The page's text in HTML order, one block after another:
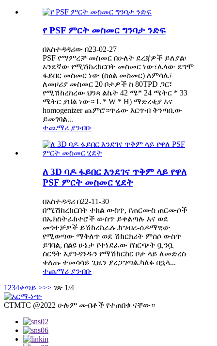
የ PSF ምርት መስመር ግንባታ ንድፍ
በአስተዳዳሪው በ23-02-27
PSF የማምረቻ መስመር በሁለት ደረጃዎች ይለያል፡
አንደኛው የሚሽከረከርበት መስመር ነው፣ሌላው ደግሞ
ፋይበር መስመር ነው (ስዕል መስመር) ለምሳሌ፣
ለመዞሪያ መስመር 20 ቦታዎች ከ 80TPD ጋር፣
የሚሽከረከረው ህንጻ ልኬት 42 ሜ* 24 ሜትር * 33
ሜትር ያህል ነው። L * W * H) ማድረቂያ እና
homogenizer ጨምሮ።ጥሬው እርጥብ ቅንጣቢው
ይመገባል...
ተጨማሪ ያንብቡ
ለ 3D ባዶ ፋይበር እንደገና ጥቅም ላይ የዋለ
PSF ምርት መስመር ሂደት
በአስተዳዳሪ በ22-11-30
በሚሽከረከርበት ተክል ውስጥ, የጠርሙስ ጠርሙሶች
በኤክስትራክተሮች ውስጥ ይቀልጣሉ እና ወደ
መጎተቻዎች ይሽከረከራሉ.ከግብረ-ሰዶማዊው
የሚወጣው ማቅለጥ ወደ ሽክርክሪት ምሰሶ ውስጥ
ይገባል, በልዩ ሁኔታ የተነደፈው የስርጭት ቧንቧ
ስርዓት እያንዳንዱን የማሽከርከር ቦታ ላይ ለመድረስ
ቀለጡ ተመሳሳይ ጊዜን ያረጋግጣል.ካለፉ በኋላ...
ተጨማሪ ያንብቡ
1 234ቀጣይ >>> ገጽ 1/4
CTMTC @2022 ሁሉም መብቶች የተጠበቁ ናቸው።